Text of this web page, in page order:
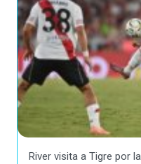
River visita a Tigre por